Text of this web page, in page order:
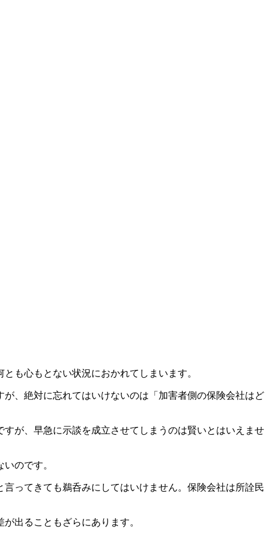
も心もとない状況におかれてしまいます。
、絶対に忘れてはいけないのは「加害者側の保険会社はど
が、早急に示談を成立させてしまうのは賢いとはいえませ
のです。
ってきても鵜呑みにしてはいけません。保険会社は所詮民
出ることもざらにあります。